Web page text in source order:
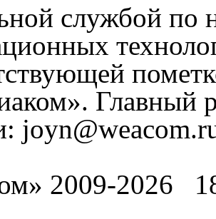
службой по
Главный
2009-2026